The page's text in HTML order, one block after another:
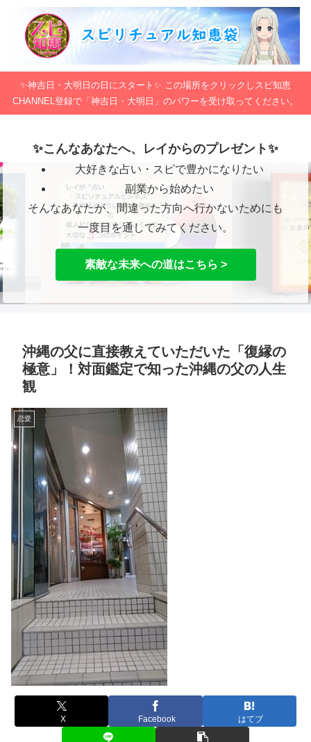
✨神吉日・大明日の日にスタート✨ この場所をクリックしスピ知恵
CHANNEL登録で「神吉日・大明日」のパワーを受け取ってください。
✨こんなあなたへ、レイからのプレゼント✨
大好きな占い・スピで豊かになりたい
副業から始めたい
そんなあなたが、間違った方向へ行かないためにも
一度目を通してみてください。
素敵な未来への道はこちら >
沖縄の父に直接教えていただいた「復縁の
極意」！対面鑑定で知った沖縄の父の人生
観
恋愛
X Facebook はてブ